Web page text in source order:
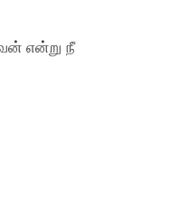
என்று நீ